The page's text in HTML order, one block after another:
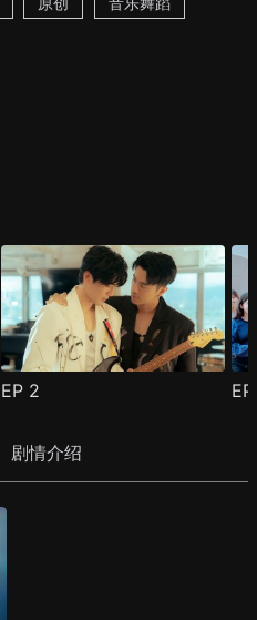
EP 2
剧情介绍